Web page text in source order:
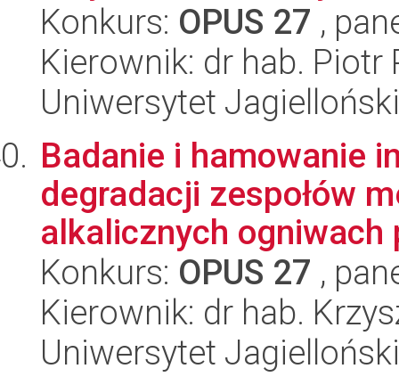
Konkurs: OPUS 27 ,
Kierownik: dr hab. Piotr
Uniwersytet Jagielloński
Badanie i hamowanie
degradacji zespołów
alkalicznych ogniwach
Konkurs: OPUS 27 ,
Kierownik: dr hab.
Uniwersytet Jagielloński